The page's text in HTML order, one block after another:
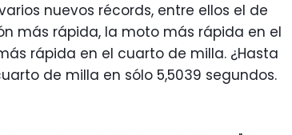
nuevos récords, entre ellos el de
más rápida, la moto más rápida en el
rápida en el cuarto de milla. ¿Hasta
de milla en sólo 5,5039 segundos.